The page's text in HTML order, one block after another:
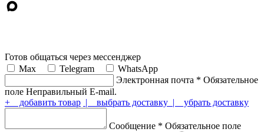
Готов общаться через мессенджер
Max
Telegram
WhatsApp
Электронная почта * Обязательное
поле Неправильный E-mail.
+ добавить товар | выбрать доставку | убрать доставку
Сообщение * Обязательное поле